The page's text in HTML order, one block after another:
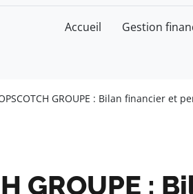
Accueil Gestion
GROUPE : Bilan financier et
GROUPE :